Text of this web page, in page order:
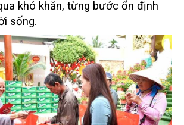
khó khăn, từng bước ổn định
sống.